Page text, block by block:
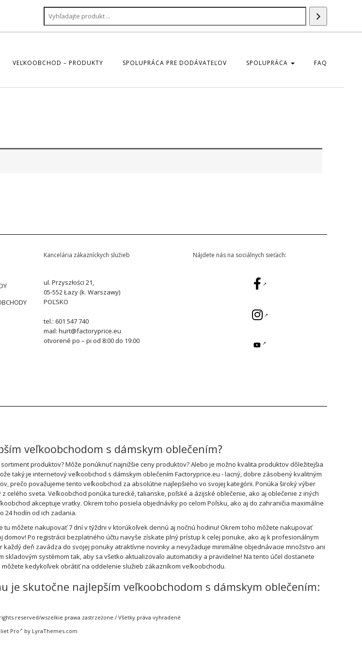
produktu
VEĽKOOBCHOD – PRODUKTY SPOLUPRÁCA PRE DODÁVATEĽOV SPOLUPRÁCA FAQ
Kancelária zákazníckych služieb
ul. Przyszłości 21,
05-552 Łazy (k. Warszawy)
POĽSKO
tel.: 601 547 740
mail: hurt@factoryprice.eu
otvorené po – pi od 8:00 do 19:00
Nájdete nás na sociálnych sieťach:
veľkoobchodom s dámskym oblečením?
produktov? Môže ponúknuť najnižšie ceny produktov? Alebo je možno kvalita produktov dôležitejšia
taký je internetový veľkoobchod s dámskym oblečením Factoryprice.eu - lacný, dobre zásobený kvalitným
prečo považujeme tento veľkoobchod za absolútne najlepšieho vo svojej kategórii. Ponúka široký výber
sveta. Veľkoobchod ponúka turecké, talianske, poľské a ázijské oblečenie, ako aj oblečenie z iných
akceptuje vratky. Okrem toho posiela objednávky po celom Poľsku, ako aj do zahraničia maximálne
24 hodín od ich zadania.
môžete nakupovať 7 dní v týždni v ktorúkoľvek dennú aj nočnú hodinu! Okrem toho môžete nakupovať
Po registrácii bezplatného účtu navyše získate plný prístup k celej ponuke, ako aj k profesionálnym
deň zavádza do svojej ponuky atraktívne novinky a nevyžaduje minimálne objednávacie množstvo ani
systémom tak, aby sa všetko aktualizovalo automaticky a pravidelne! Na tento účel dostanete
kedykoľvek obrátiť na oddelenie služieb zákazníkom veľkoobchodu.
je skutočne najlepším veľkoobchodom s dámskym oblečením:
reserved/wszelkie prawa zastrzeżone / Všetky práva vyhradené
Pro
by LyraThemes.com